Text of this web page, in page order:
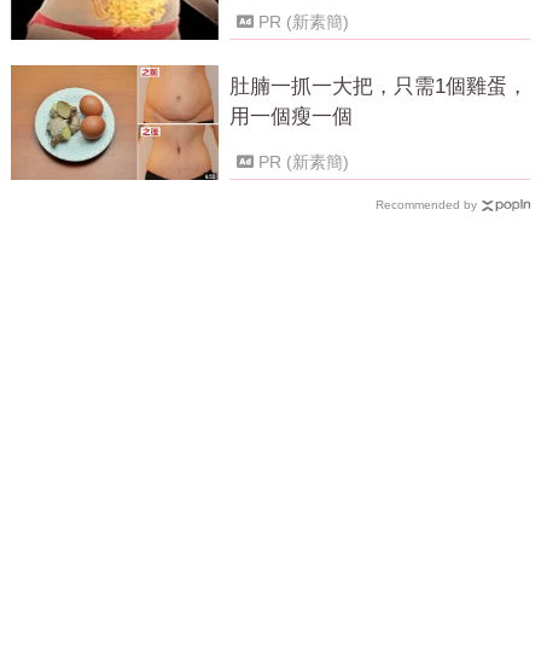
PR (新素簡)
肚腩一抓一大把，只需1個雞蛋，
用一個瘦一個
PR (新素簡)
Recommended by